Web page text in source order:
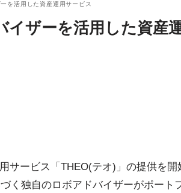
を活用した資産運用サービス
ザーを活用した資産
サービス「THEO(テオ)」の提供を開
く独自のロボアドバイザーがポート